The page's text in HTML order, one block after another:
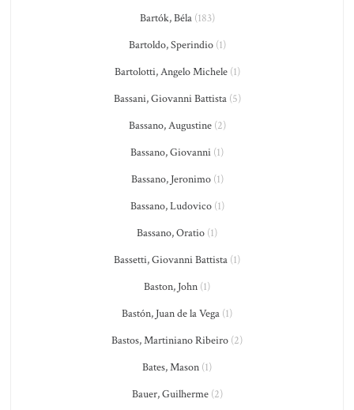
Bartók, Béla(183)
Bartoldo, Sperindio(1)
Bartolotti, Angelo Michele(1)
Bassani, Giovanni Battista(5)
Bassano, Augustine(2)
Bassano, Giovanni (1)
Bassano, Jeronimo(1)
Bassano, Ludovico(1)
Bassano, Oratio (1)
Bassetti, Giovanni Battista (1)
Baston, John (1)
Bastón, Juan de la Vega (1)
Bastos, Martiniano Ribeiro (2)
Bates, Mason (1)
Bauer, Guilherme(2)